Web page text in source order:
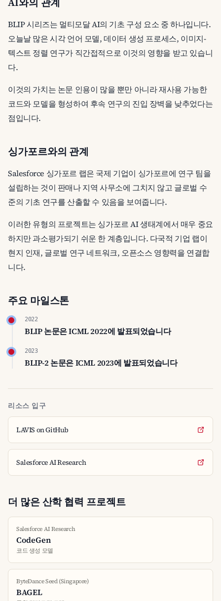
BLIP 시리즈는 멀티모달 AI의 기초 구성 요소 중 하나입니다.
오늘날 많은 시각 언어 모델, 데이터 생성 프로세스, 이미지-
텍스트 정렬 연구가 직간접적으로 이것의 영향을 받고 있습니
다.
이것의 가치는 논문 인용이 많을 뿐만 아니라 재사용 가능한
코드와 모델을 형성하여 후속 연구의 진입 장벽을 낮추었다는
점입니다.
싱가포르와의 관계
Salesforce 싱가포르 랩은 국제 기업이 싱가포르에 연구 팀을
설립하는 것이 판매나 지역 사무소에 그치지 않고 글로벌 수
준의 기초 연구를 산출할 수 있음을 보여줍니다.
이러한 유형의 프로젝트는 싱가포르 AI 생태계에서 매우 중요
하지만 과소평가되기 쉬운 한 계층입니다. 다국적 기업 랩이
현지 인재, 글로벌 연구 네트워크, 오픈소스 영향력을 연결합
니다.
주요 마일스톤
2022
BLIP 논문은 ICML 2022에 발표되었습니다
2023
BLIP-2 논문은 ICML 2023에 발표되었습니다
리소스 입구
LAVIS on GitHub
Salesforce AI Research
더 많은 산학 협력 프로젝트
Salesforce AI Research
CodeGen
코드 생성 모델
ByteDance Seed (Singapore)
BAGEL